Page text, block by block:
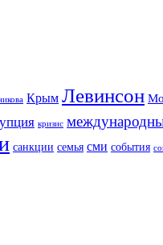
Крым Левинсон
кризис
санкции семья сми события